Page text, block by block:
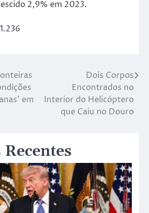
2,9% em 2023.
1.236
em
Dois Corpos
Encontrados no
Interior do Helicóptero
que Caiu no Douro